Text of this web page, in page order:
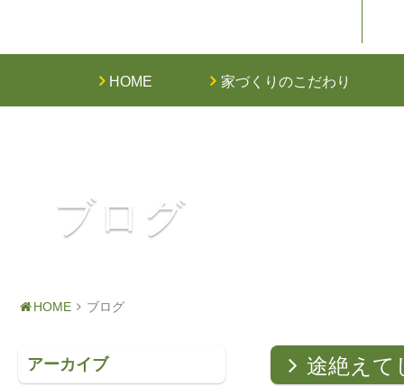
HOME 家づくりのこだわり
ブログ
HOME ブログ
途絶え
アーカイブ